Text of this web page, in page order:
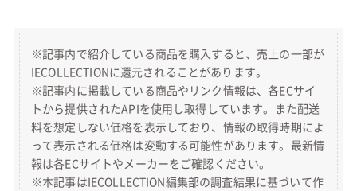
※記事内で紹介している商品を購入すると、売上の一部が
IECOLLECTIONに還元されることがあります。
※記事内に掲載している商品やリンク情報は、各ECサイ
トから提供されたAPIを使用し取得しています。また配送
料を想定しない価格を表示しており、情報の取得時期によ
って表示される価格は変動する可能性があります。最新情
報は各ECサイトやメーカーをご確認ください。
※本記事はIECOLLECTION編集部の調査結果に基づいて作